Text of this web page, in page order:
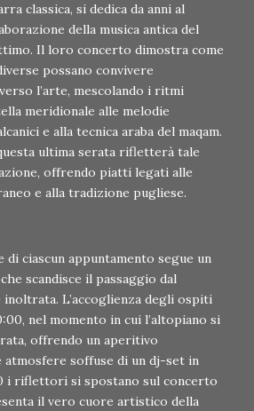
classica, si dedica da anni al
della musica antica del
Il loro concerto dimostra come
possano convivere
l’arte, mescolando i ritmi
meridionale alle melodie
e alla tecnica araba del maqam.
ultima serata rifletterà tale
offrendo piatti legati alle
e alla tradizione pugliese.
di ciascun appuntamento segue un
scandisce il passaggio dal
L’accoglienza degli ospiti
nel momento in cui l’altopiano si
offrendo un aperitivo
atmosfere soffuse di un dj-set in
i riflettori si spostano sul concerto
il vero cuore artistico della